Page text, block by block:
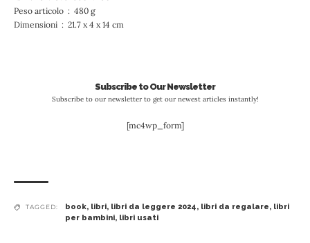
Peso articolo ‏ : ‎ 480 g
Dimensioni ‏ : ‎ 21.7 x 4 x 14 cm
Subscribe to Our Newsletter
Subscribe to our newsletter to get our newest articles instantly!
[mc4wp_form]
TAGGED: book, libri, libri da leggere 2024, libri da regalare, libri
per bambini, libri usati